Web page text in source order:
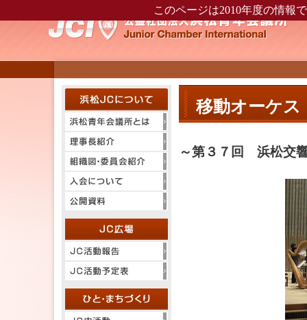
移動オーケス
～第３７回 浜松交
このページは2010年度の情報